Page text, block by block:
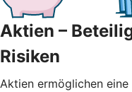
Aktien –
Risiken
Aktien ermöglichen eine